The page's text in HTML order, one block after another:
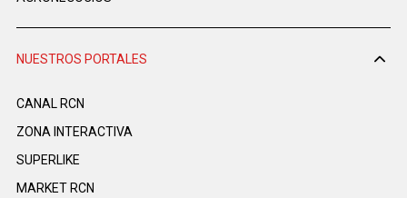
NUESTROS PORTALES
CANAL RCN
ZONA INTERACTIVA
SUPERLIKE
MARKET RCN